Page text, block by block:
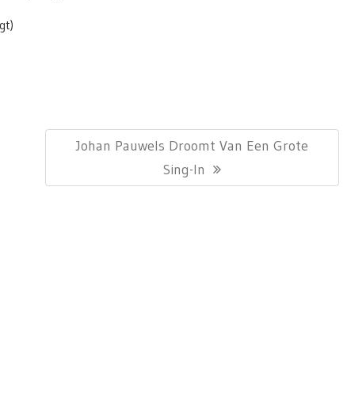
Next
Johan Pauwels Droomt Van Een Grote
Sing-In